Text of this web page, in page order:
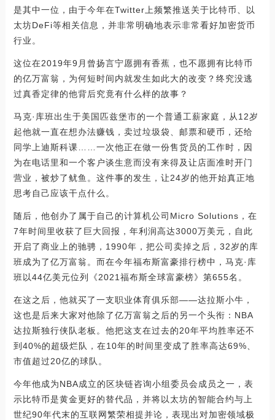
是其中一位，由于今年在Twitter上频繁推送关于比特币、以
太坊DeFi等相关信息，并非常明确地表示非常看好加密货币
行业。
这位在2019年9月曾扬言宁愿拥有香蕉，也不愿拥有比特币
的亿万富翁，为何短时间内就发生如此大的改变？终究没逃
过真香定律的他背后究竟有什么样的故事？
马克·库班出生于美国匹兹堡市的一个普通工薪家庭，从12岁
起他就一直在想办法赚钱，卖过垃圾袋、邮票和硬币，还给
同学上迪斯科课……一次他正在做一份售货员的工作时，因
为在电话里和一个客户谈生意而没有来得及让店面准时开门
营业，被炒了鱿鱼。这件事的发生，让24岁的他开始真正地
思考自己应该干点什么。
随后，他创办了属于自己的计算机公司Micro Solutions，在
7年时间里收获了巨大回报，年利润高达3000万美元，自此
开启了商业上的驰骋，1990年，把公司卖掉之后，32岁的库
班成为了亿万富翁。而在今年福布斯富豪排行榜中，马克·库
班以44亿美元位列《2021福布斯全球富豪榜》第655名。
在这之后，他就买了一支职业体育俱乐部——达拉斯小牛，
这也是后来大家对他除了亿万富翁之后的另一个头衔：NBA
达拉斯独行侠队老板。他把这支在过去的20年平均胜率还不
到40%的超级烂队，在10年的时间里变成了胜率高达69%、
市值超过20亿的球队。
今年他成为NBA成立的区块链咨询小组委员会成员之一，表
示比特币是黄金更好的替代品，并将以太坊的智能合约与上
世纪90年代末的互联网繁荣相提并论，表现出对加密领域极